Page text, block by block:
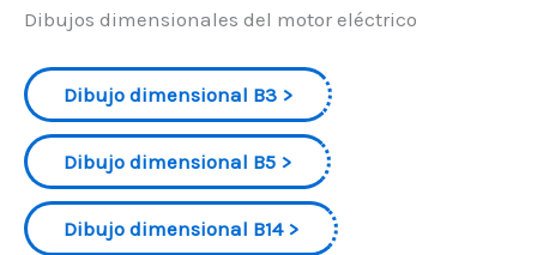
Dibujos dimensionales del motor eléctrico
Dibujo dimensional B3
Dibujo dimensional B5
Dibujo dimensional B14